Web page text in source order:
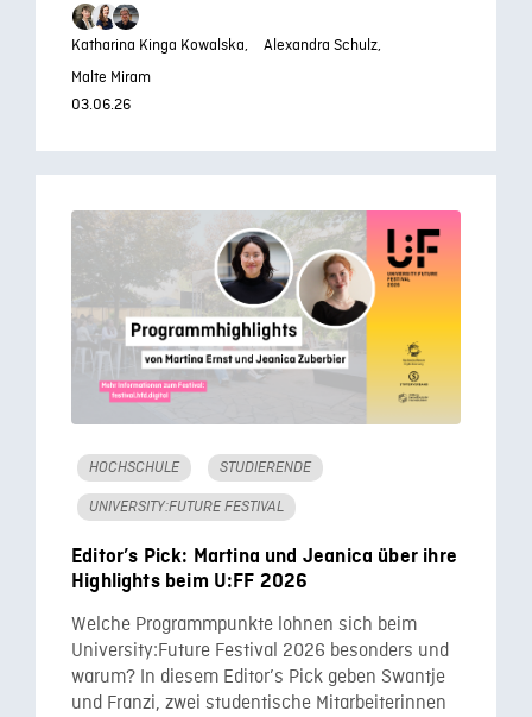
Katharina Kinga Kowalska,
Alexandra Schulz,
Malte Miram
03.06.26
HOCHSCHULE STUDIERENDE
UNIVERSITY:FUTURE FESTIVAL
Editor’s Pick: Martina und Jeanica über ihre
Highlights beim U:FF 2026
Welche Programmpunkte lohnen sich beim
University:Future Festival 2026 besonders und
warum? In diesem Editor’s Pick geben Swantje
und Franzi, zwei studentische Mitarbeiterinnen